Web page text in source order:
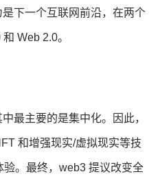
下一个互联网前沿，在两个
Web 2.0。
最主要的是集中化。因此，
和增强现实/虚拟现实等技
。最终，web3 提议改变全